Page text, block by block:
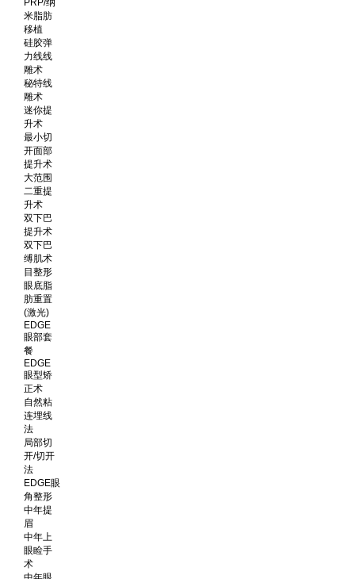
米脂肪
移植
硅胶弹
力线线
雕术
秘特线
雕术
迷你提
升术
最小切
开面部
提升术
大范围
二重提
升术
双下巴
提升术
双下巴
缚肌术
目整形
眼底脂
肪重置
(激光)
EDGE
眼部套
餐
EDGE
眼型矫
正术
自然粘
连埋线
法
局部切
开/切开
法
EDGE眼
角整形
中年提
眉
中年上
眼睑手
术